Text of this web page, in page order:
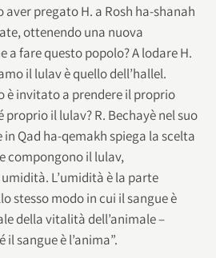
pregato H. a Rosh ha-shanah
ottenendo una nuova
a fare questo popolo? A lodare H.
il lulav è quello dell’hallel.
è invitato a prendere il proprio
proprio il lulav? R. Bechayè nel suo
Qad ha-qemakh spiega la scelta
compongono il lulav,
L’umidità è la parte
stesso modo in cui il sangue è
della vitalità dell’animale –
il sangue è l’anima”.